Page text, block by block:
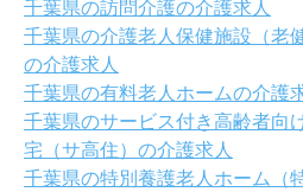
千葉県の訪問介護の介護求人
千葉県の介護老人保健施設（老健
の介護求人
千葉県の有料老人ホームの介護
千葉県のサービス付き高齢者向
宅（サ高住）の介護求人
千葉県の特別養護老人ホーム（